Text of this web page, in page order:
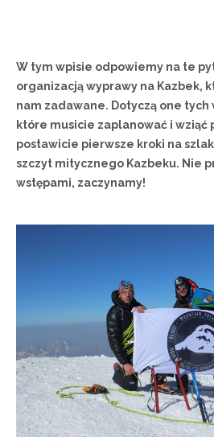
W tym wpisie odpowiemy na te
organizacją wyprawy na Kazbek,
nam zadawane. Dotyczą one tych
które musicie zaplanować i wziąć
postawicie pierwsze kroki na
szczyt mitycznego Kazbeku. Nie
wstępami, zaczynamy!